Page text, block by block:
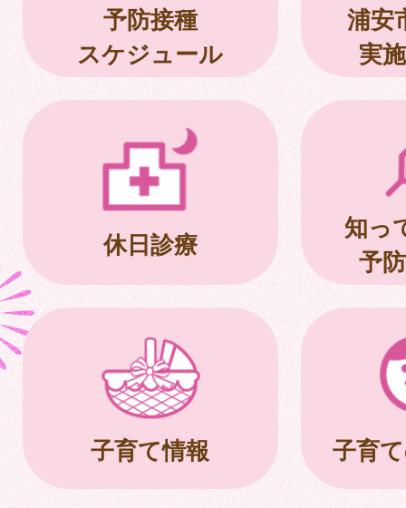
予防接種
スケジュール
浦安
実
休日診療
知っ
予
子育て情報 子育